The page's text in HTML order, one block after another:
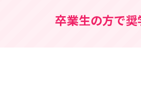
卒業生の方で